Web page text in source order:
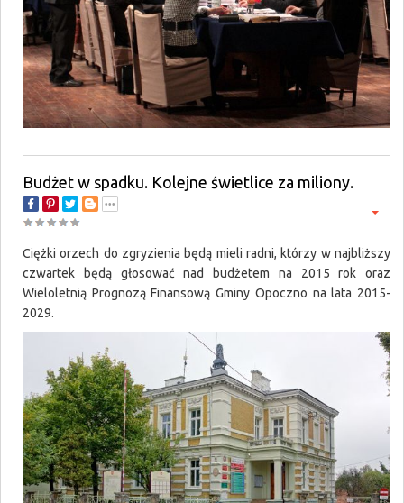
Budżet w spadku. Kolejne świetlice za miliony.
Ciężki orzech do zgryzienia będą mieli radni, którzy w najbliższy
czwartek będą głosować nad budżetem na 2015 rok oraz
Wieloletnią Prognozą Finansową Gminy Opoczno na lata 2015-
2029.